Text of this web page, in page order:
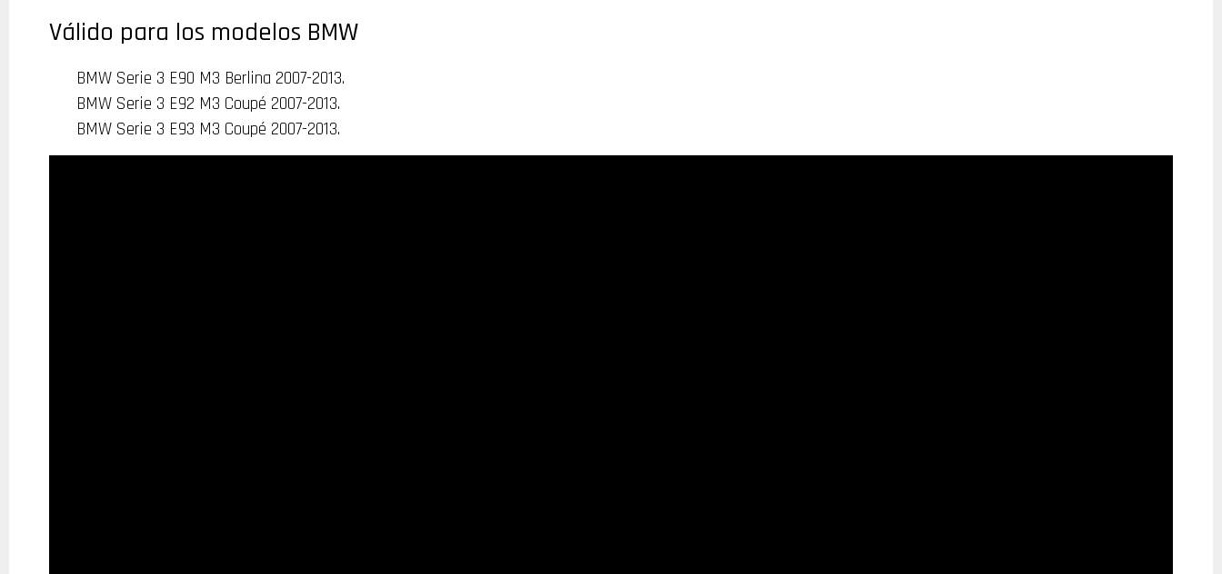
Válido para los modelos BMW
BMW Serie 3 E90 M3 Berlina 2007-2013.
BMW Serie 3 E92 M3 Coupé 2007-2013.
BMW Serie 3 E93 M3 Coupé 2007-2013.